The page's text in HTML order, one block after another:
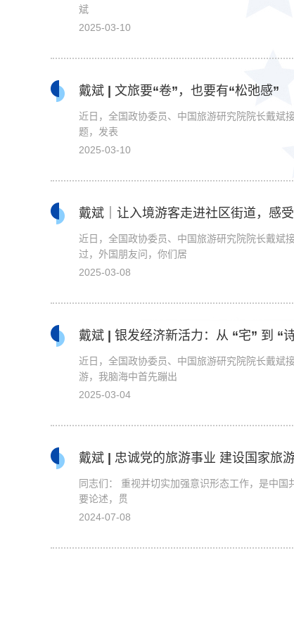
斌
2025-03-10
戴斌 | 文旅要“卷”，也要有“松弛感”
近日，全国政协委员、中国旅游研究院院长戴斌
题，发表
2025-03-10
戴斌｜让入境游客走进社区街道，感
近日，全国政协委员、中国旅游研究院院长戴斌
过，外国朋友问，你们居
2025-03-08
戴斌 | 银发经济新活力：从 “宅” 到 “
近日，全国政协委员、中国旅游研究院院长戴斌
游，我脑海中首先蹦出
2025-03-04
戴斌 | 忠诚党的旅游事业 建设国家
同志们： 重视并切实加强意识形态工作，是中国共产党领导人民不断夺取革命、建设、改革胜利的优良传统和政治优势。学习习近平总书记关于意识形态的重
要论述，贯
2024-07-08